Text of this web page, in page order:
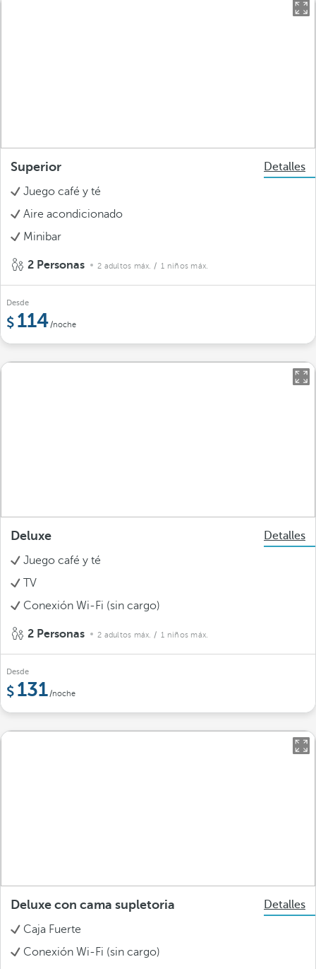
Superior
Detalles
Juego café y té
Aire acondicionado
Minibar
2 Personas 2 adultos máx. / 1 niños máx.
Desde
114/noche
Deluxe
Detalles
Juego café y té
TV
Conexión Wi-Fi (sin cargo)
2 Personas 2 adultos máx. / 1 niños máx.
Desde
131/noche
Deluxe con cama supletoria
Detalles
Caja Fuerte
Conexión Wi-Fi (sin cargo)